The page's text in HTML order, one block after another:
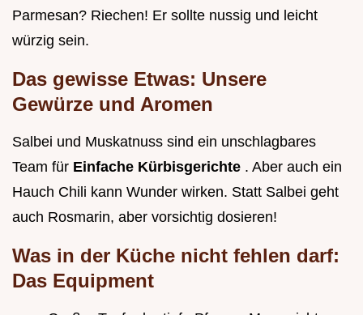
Parmesan? Riechen! Er sollte nussig und leicht
würzig sein.
Das gewisse Etwas: Unsere
Gewürze und Aromen
Salbei und Muskatnuss sind ein unschlagbares
Team für Einfache Kürbisgerichte . Aber auch ein
Hauch Chili kann Wunder wirken. Statt Salbei geht
auch Rosmarin, aber vorsichtig dosieren!
Was in der Küche nicht fehlen darf:
Das Equipment